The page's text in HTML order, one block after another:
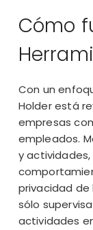
Cómo
Con un
Holder está
empresas
empleados.
y
privacidad de
sólo
actividades